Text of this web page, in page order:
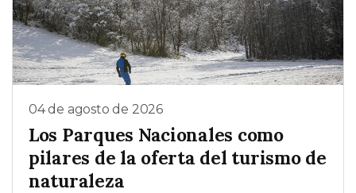
04 de agosto de 2026
Los Parques Nacionales como
pilares de la oferta del turismo de
naturaleza